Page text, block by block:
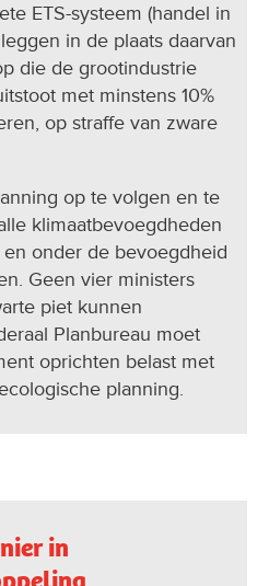
ETS-systeem (handel in
in de plaats daarvan
die de grootindustrie
met minstens 10%
op straffe van zware
op te volgen en te
klimaatbevoegdheden
onder de bevoegdheid
Geen vier ministers
piet kunnen
Planbureau moet
oprichten belast met
planning.
in